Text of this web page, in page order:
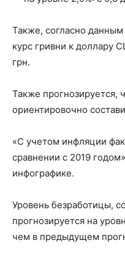
Также, согласно
курс гривни к доллару
грн.
Также прогнозируется,
ориентировочно
«С учетом инфляции
сравнении с 2019
инфографике.
Уровень безработицы,
прогнозируется на
чем в предыдущем